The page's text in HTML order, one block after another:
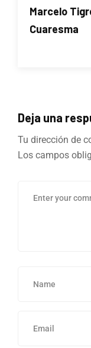
Marcelo
Cuaresma
Deja una
Tu dirección de
Los campos